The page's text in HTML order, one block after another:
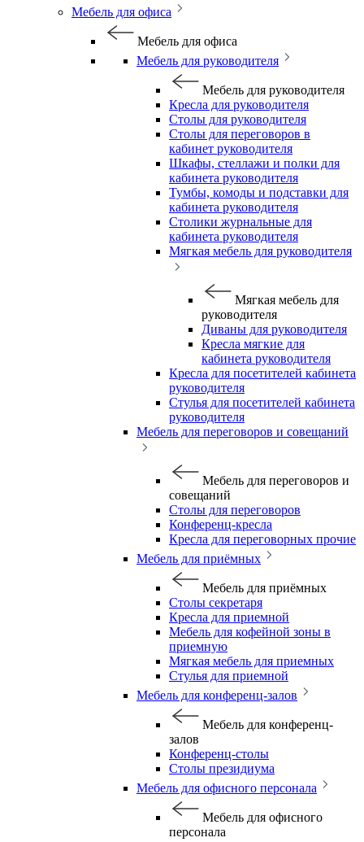
Мебель для офиса
Мебель для офиса
Мебель для руководителя
Мебель для руководителя
Кресла для руководителя
Столы для руководителя
Столы для переговоров в
кабинет руководителя
Шкафы, стеллажи и полки для
кабинета руководителя
Тумбы, комоды и подставки для
кабинета руководителя
Столики журнальные для
кабинета руководителя
Мягкая мебель для руководителя
Мягкая мебель для
руководителя
Диваны для руководителя
Кресла мягкие для
кабинета руководителя
Кресла для посетителей кабинета
руководителя
Стулья для посетителей кабинета
руководителя
Мебель для переговоров и совещаний
Мебель для переговоров и
совещаний
Столы для переговоров
Конференц-кресла
Кресла для переговорных прочие
Мебель для приёмных
Мебель для приёмных
Столы секретаря
Кресла для приемной
Мебель для кофейной зоны в
приемную
Мягкая мебель для приемных
Стулья для приемной
Мебель для конференц-залов
Мебель для конференц-
залов
Конференц-столы
Столы президиума
Мебель для офисного персонала
Мебель для офисного
персонала